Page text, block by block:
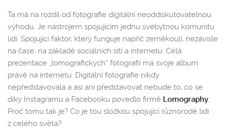
Ta má na rozdíl od fotografie digitální neoddiskutovatelnou
výhodu. Je nástrojem spojujícím jednu svébytnou komunitu
lidí. Spojující faktor, který funguje napříč zeměkoulí, nezávisle
na čase, na základě sociálních sítí a internetu. Celá
prezentace „lomografických“ fotografií má svoje album
právě na internetu. Digitální fotografie nikdy
nepředstavovala a asi ani představovat nebude to, co se
díky Instagramu a Facebooku povedlo firmě Lomography.
Proč tomu tak je? Co je tou složkou spojující různorodé lidi
z celého světa?